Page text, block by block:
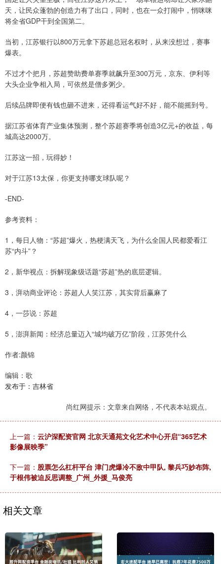
天，让民众蓬勃的创造力有了出口，同时，也在一众打闹中，悄咪咪
将全省GDP干到全国第二。
当初，江苏银行以800万元拿下苏超总冠名权时，从来没想过，赛事
爆表。
不过才个把月，苏超赞助费单赛季就飙升至300万元，京东、伊利等
大头企业争相入局，可依然是僧多粥少。
后续品牌即便有钱也砸不进来，还得看运气好不好，能不能摇到号。
据江苏省体育产业集体预测，整个苏超赛季将创造3亿元+的收益，每
城高达2000万。
江苏这一招，玩得妙！
对于江苏13太保，你更支持哪支球队呢？
-END-
参考资料：
1，每日人物：“苏超”爆火，热梗满天飞，为什么全国人民都爱看江
苏“内斗”？
2，新华视点：拆解现象级话题“苏超”热的底层逻辑。
3，湃动商业评论：苏超人人笑江苏，其实背后赢麻了
4，一莎说：苏超
5，澎湃新闻：经济总量迈入“城均破万亿”阶段，江苏凭什么
作者:颜锦
编辑：歌
发布于：吉林省
尚红网提示：文章来自网络，不代表本站观点。
上一篇： 云沪深配资官网 北京天通苑文化艺术中心开启“365艺术
影像展映季”
下一篇： 股票怎么杠杆平台 津门虎爆冷不敌中甲队, 黎兵巧妙布阵,
于根伟被迫反思调整_广州_外援_马俊亮
相关文章